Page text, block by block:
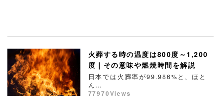
火葬する時の温度は800度～1,200
度｜その意味や燃焼時間を解説
日本では火葬率が99.986%と、ほと
ん…
77970Views